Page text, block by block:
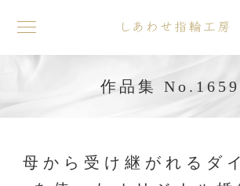
toggle
navigation
作品集
母から受け継がれるダ